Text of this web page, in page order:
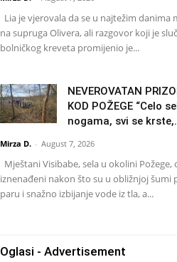
Lia je vjerovala da se u najtežim danima
na supruga Olivera, ali razgovor koji je
bolničkog kreveta promijenio je...
NEVEROVATAN
KOD POŽEGE “Celo
nogama, svi se
Mirza D. - August 7, 2026
Mještani Visibabe, sela u okolini Požege,
iznenađeni nakon što su u obližnjoj šumi
paru i snažno izbijanje vode iz tla, a...
Oglasi - Advertisement